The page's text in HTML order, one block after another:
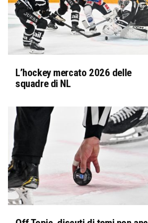
L’hockey mercato 2026 delle
squadre di NL